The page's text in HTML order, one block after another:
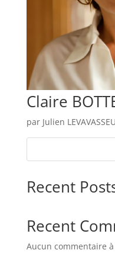
Claire
par Julien
Recent
Recent
Aucun commentaire